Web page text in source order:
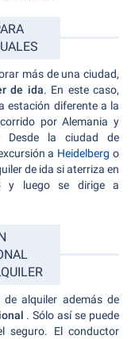
más de una ciudad,
de ida. En este caso,
estación diferente a la
por Alemania y
Desde la ciudad de
a Heidelberg o
de ida si aterriza en
y luego se dirige a
alquiler además de
. Sólo así se puede
seguro. El conductor